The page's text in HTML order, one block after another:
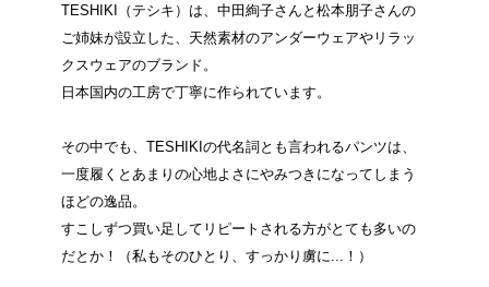
TESHIKI（テシキ）は、中田絢子さんと松本朋子さんの
ご姉妹が設立した、天然素材のアンダーウェアやリラッ
クスウェアのブランド。
日本国内の工房で丁寧に作られています。
その中でも、TESHIKIの代名詞とも言われるパンツは、
一度履くとあまりの心地よさにやみつきになってしまう
ほどの逸品。
すこしずつ買い足してリピートされる方がとても多いの
だとか！（私もそのひとり、すっかり虜に...！）